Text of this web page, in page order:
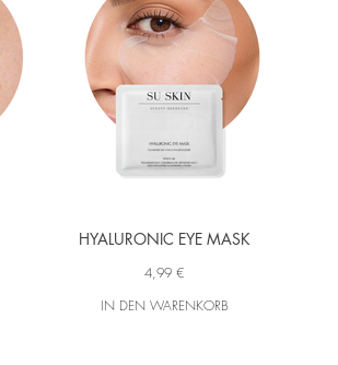
HYALURONIC EYE MASK
4,99 €
IN DEN WARENKORB